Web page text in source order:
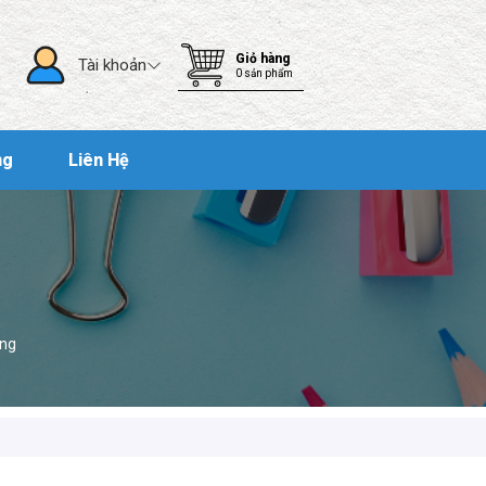
Tài khoản Giỏ hàng
0sản phẩm
Liên Hệ